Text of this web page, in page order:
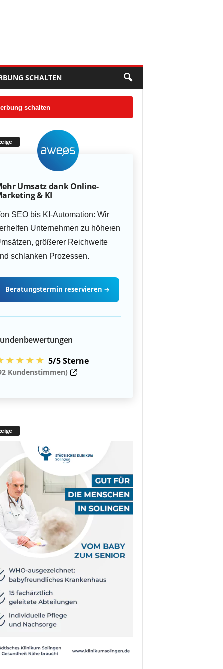
SCHALTEN
schalten
Umsatz dank Online-
& KI
SEO bis KI-Automation: Wir
Unternehmen zu höheren
größerer Reichweite
schlanken Prozessen.
Beratungstermin reservieren →
5/5 Sterne
Kundenstimmen)